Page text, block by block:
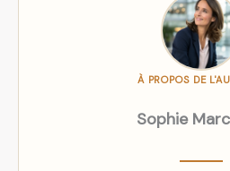
À PROPOS DE
Sophie